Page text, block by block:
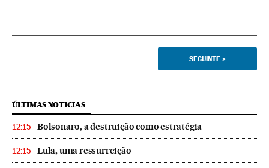
SEGUINTE >
ÚLTIMAS NOTICIAS
12:15 Bolsonaro, a destruição como estratégia
12:15 Lula, uma ressurreição